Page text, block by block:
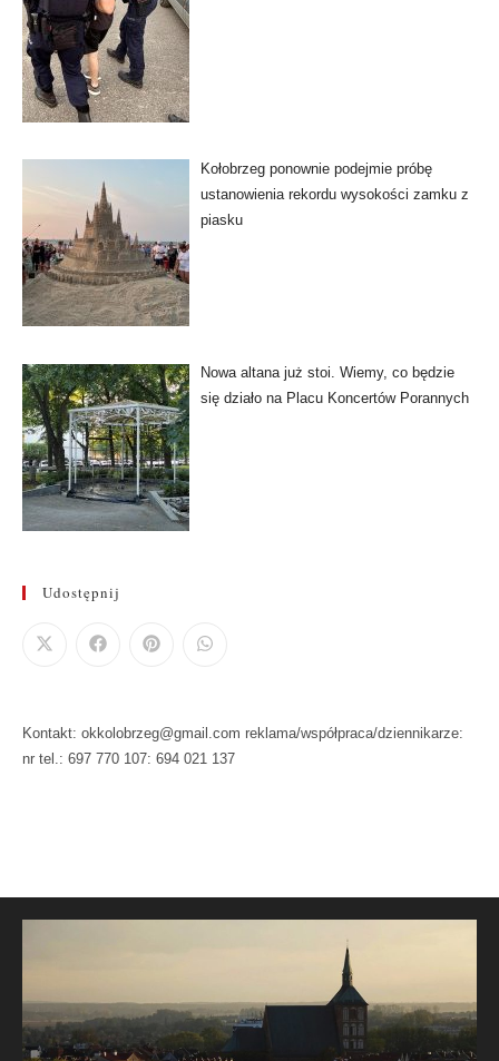
Kołobrzeg ponownie podejmie próbę
ustanowienia rekordu wysokości zamku z
piasku
Nowa altana już stoi. Wiemy, co będzie
się działo na Placu Koncertów Porannych
Udostępnij
Kontakt: okkolobrzeg@gmail.com reklama/współpraca/dziennikarze:
nr tel.: 697 770 107: 694 021 137